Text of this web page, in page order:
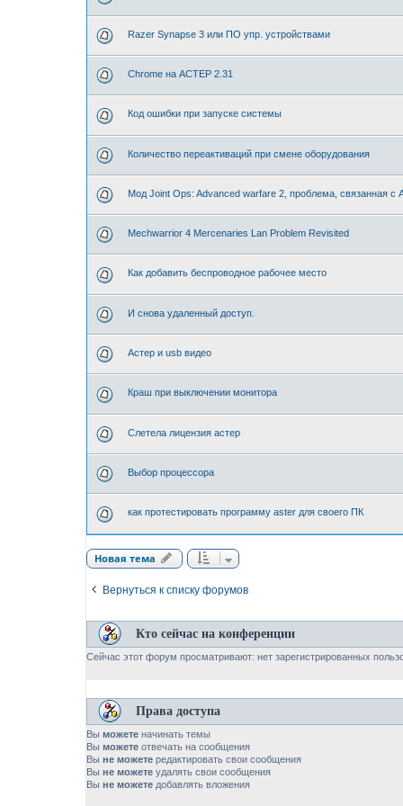
Razer Synapse 3 или ПО упр. устройствами
Chrome на АСТЕР 2.31
Код ошибки при запуске системы
Количество переактиваций при смене оборудования
Мод Joint Ops: Advanced warfare 2, проблема, связанная с
Mechwarrior 4 Mercenaries Lan Problem Revisited
Как добавить беспроводное рабочее место
И снова удаленный доступ.
Астер и usb видео
Краш при выключении монитора
Слетела лицензия астер
Выбор процессора
как протестировать программу aster для своего ПК
Новая тема
Вернуться к списку форумов
Кто сейчас на конференции
Сейчас этот форум просматривают: нет зарегистрированных
Права доступа
Вы можете начинать темы
Вы можете отвечать на сообщения
Вы не можете редактировать свои сообщения
Вы не можете удалять свои сообщения
Вы не можете добавлять вложения